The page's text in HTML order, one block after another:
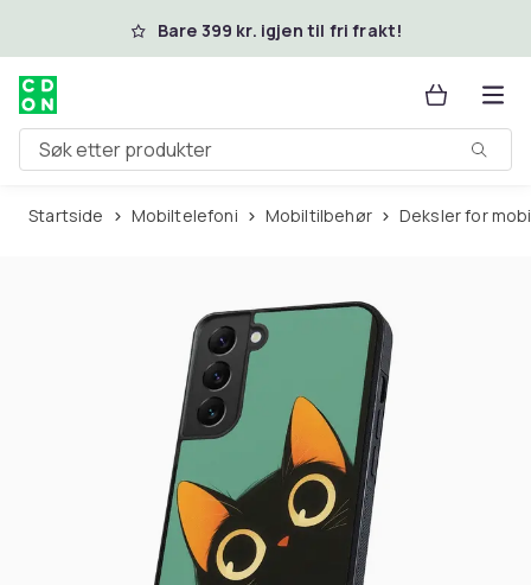
Hopp til hovedinnholdBare 399 kr. igjen til fri frakt!
Søk etter produkter
Startside Mobiltelefoni Mobiltilbehør Deksler for